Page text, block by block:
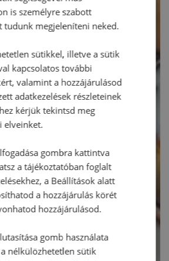
is személyre szabott
tudunk megjeleníteni neked.
sütikkel, illetve a sütik
kapcsolatos további
valamint a hozzájárulásod
adatkezelések részleteinek
kérjük tekintsd meg
elveinket.
gombra kattintva
a tájékoztatóban foglalt
a Beállítások alatt
a hozzájárulás körét
hozzájárulásod.
gomb használata
nélkülözhetetlen sütik